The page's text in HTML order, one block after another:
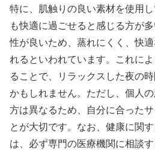
特に、肌触りの良い素材を使用
も快適に過ごせると感じる方が
性が良いため、蒸れにくく、快
れるといわれています。これに
ることで、リラックスした夜の
かもしれません。ただし、個人
方は異なるため、自分に合った
とが大切です。なお、健康に関
は、必ず専門の医療機関に相談